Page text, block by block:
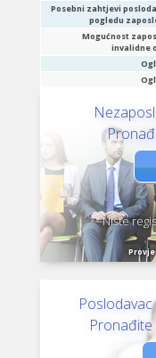
Posebni zahtjevi
pogledu
Mogućnost
invalidne
Niste
Pronađite